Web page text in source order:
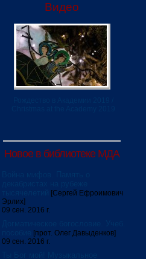
Видео
Новое в библиотеке МДА
[Сергей Ефроимович
Эрлих]
09 сен. 2016 г.
[прот. Олег Давыденков]
09 сен. 2016 г.